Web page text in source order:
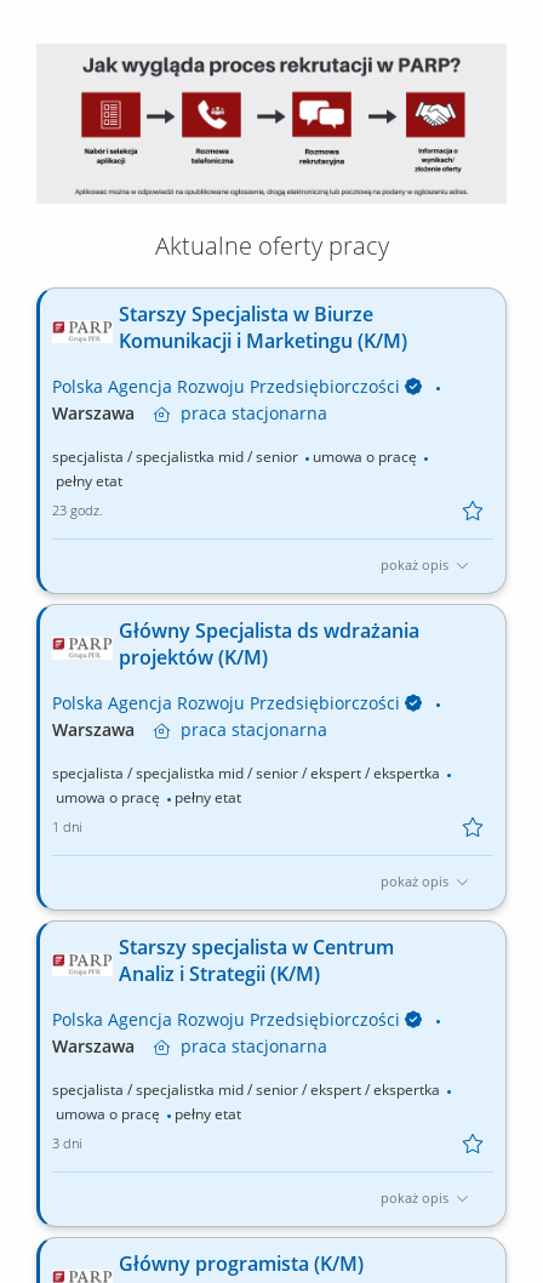
Aktualne oferty pracy
Starszy Specjalista w Biurze
Komunikacji i Marketingu (K/M)
Polska Agencja Rozwoju Przedsiębiorczości
Warszawa
praca stacjonarna
specjalista / specjalistka mid / senior
umowa o pracę
pełny etat
23 godz.
pokaż opis
Główne obowiązki: Opracowywanie i realizacja działań
(FEPW, FENG, FERS) oraz Funduszy Norweskich, w tym
prowadzenie kampanii promocyjno-informacyjnych FEPW i
oferowane przez...
Główny Specjalista ds wdrażania
projektów (K/M)
Polska Agencja Rozwoju Przedsiębiorczości
Warszawa
praca stacjonarna
specjalista / specjalistka mid / senior / ekspert / ekspertka
umowa o pracę
pełny etat
1 dni
pokaż opis
Główne obowiązki: Realizacja zadań określonych dla Sekcji
propozycji zmian w zakresie aktualizacji aktów prawnych,
dokumentów programowych, wzorów umów o dofinansowanie
Starszy specjalista w Centrum
Analiz i Strategii (K/M)
Polska Agencja Rozwoju Przedsiębiorczości
Warszawa
praca stacjonarna
specjalista / specjalistka mid / senior / ekspert / ekspertka
umowa o pracę
pełny etat
3 dni
pokaż opis
Główne obowiązki: Planowanie i realizacja badań i analiz: na
ewaluacji projektów pilotażowych. Udział w opracowaniu założeń
Główny programista (K/M)